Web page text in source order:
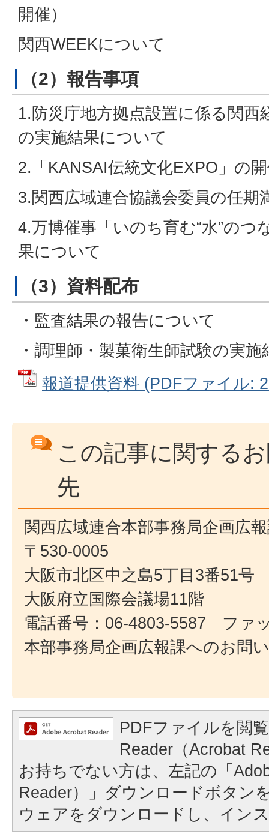
開催）
関西WEEKについて
（2）報告事項
1.防災庁地方拠点設置に係る関西
の実施結果について
2.「KANSAI伝統文化EXPO」の
3.関西広域連合協議会委員の任期
4.万博催事「いのち育む“水”のつ
果について
（3）資料配布
・監査結果の報告について
・調理師・製菓衛生師試験の実
報道提供資料 (PDFファイル:
この記事に関する
先
関西広域連合本部事務局企画広
〒530-0005
大阪市北区中之島5丁目3番51号
大阪府立国際会議場11階
電話番号：06-4803-5587 ファ
本部事務局企画広報課へのお問
PDFファイルを閲
Reader（Acrobat
お持ちでない方は、左記の「
Reader）」ダウンロードボタン
ウェアをダウンロードし、イン